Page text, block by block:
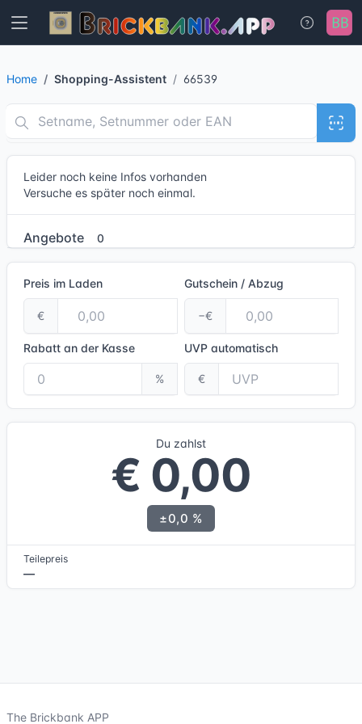
Home Shopping-Assistent 66539
Leider noch keine Infos vorhanden
Versuche es später noch einmal.
Angebote 0
Preis im Laden
€
Gutschein / Abzug
−€
Rabatt an der Kasse
%
UVP automatisch
€
Du zahlst
€ 0,00
±0,0 %
Teilepreis
—
The Brickbank APP